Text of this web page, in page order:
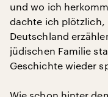
und wo ich
dachte ich plötzlich,
Deutschland
jüdischen Familie
Geschichte wieder